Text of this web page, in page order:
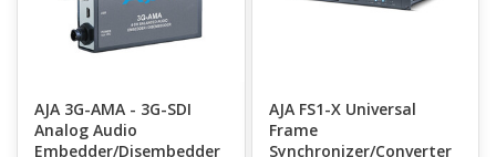
AJA 3G-AMA - 3G-SDI
Analog Audio
Embedder/Disembedder
AJA FS1-X Universal
Frame
Synchronizer/Converter